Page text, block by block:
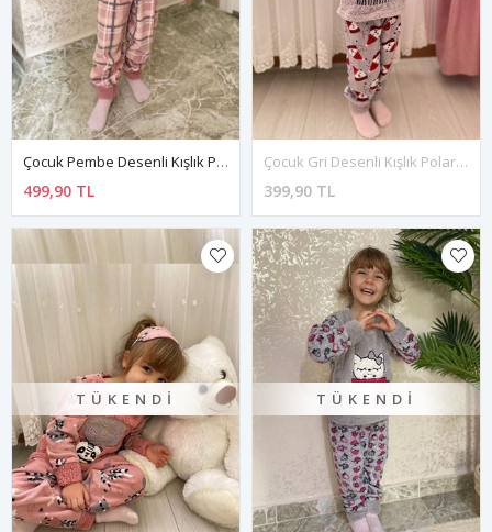
Çocuk Pembe Desenli Kışlık Polar Pijama Takımı 5K-4076
499,90 TL
Çocuk Gri Desenli Kışlık Polar Pijama Takımı 5K-3037G
399,90 TL
TÜKENDI TÜKENDI